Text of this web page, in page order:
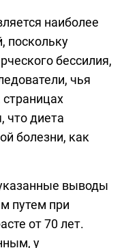
наиболее
поскольку
бессилия,
чья
что диета
болезни, как
выводы
путем при
от 70 лет.
у